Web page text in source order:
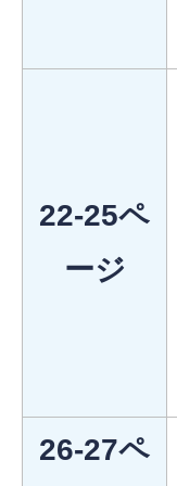
22-25ペ
ージ
26-27ペ